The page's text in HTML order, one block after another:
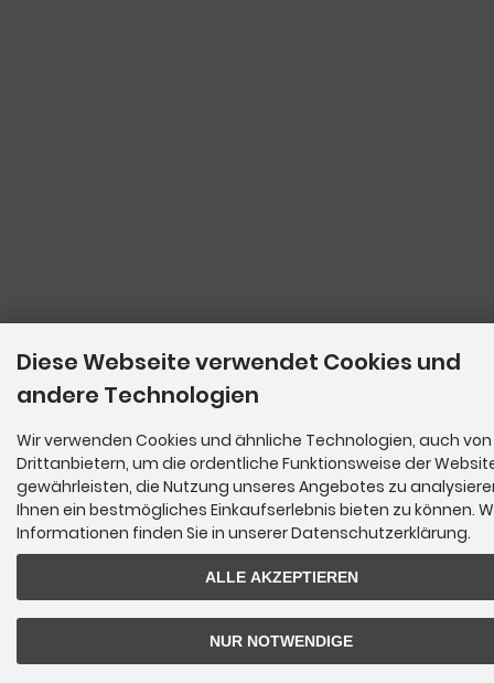
Diese Webseite verwendet Cookies und
andere Technologien
Wir verwenden Cookies und ähnliche Technologien, auch von
Drittanbietern, um die ordentliche Funktionsweise der
gewährleisten, die Nutzung unseres Angebotes zu
Ihnen ein bestmögliches Einkaufserlebnis bieten zu können.
Informationen finden Sie in unserer Datenschutzerklärung.
ALLE AKZEPTIEREN
NUR NOTWENDIGE